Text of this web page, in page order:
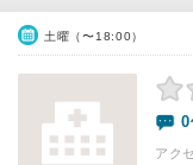
土曜（〜18:00）
0
アク